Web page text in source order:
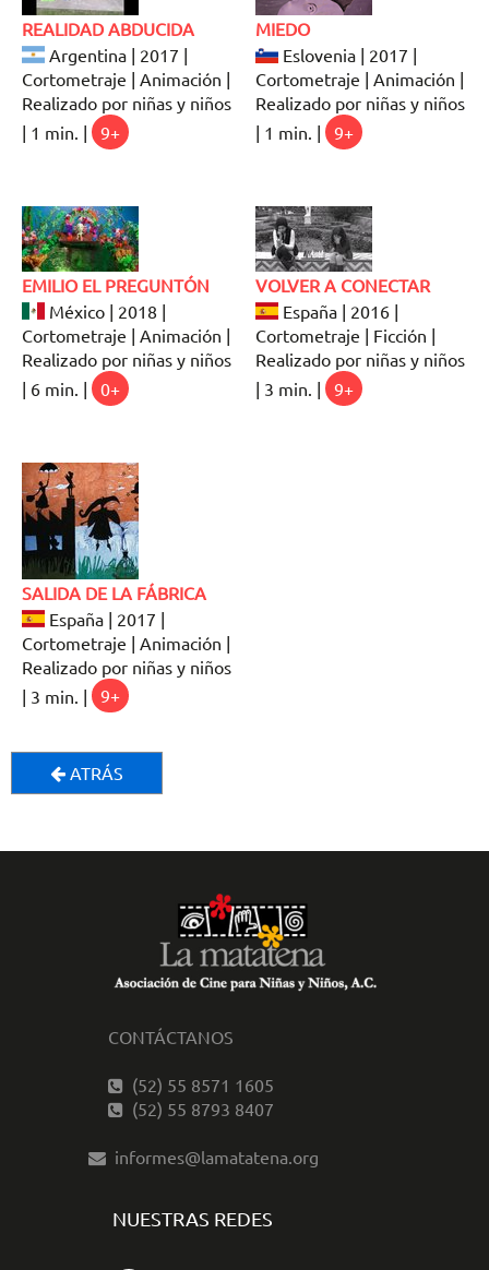
REALIDAD ABDUCIDA
Argentina | 2017 |
Cortometraje | Animación |
Realizado por niñas y niños
| 1 min. |
9+
MIEDO
Eslovenia | 2017 |
Cortometraje | Animación |
Realizado por niñas y niños
| 1 min. |
9+
EMILIO EL PREGUNTÓN
México | 2018 |
Cortometraje | Animación |
Realizado por niñas y niños
| 6 min. |
0+
VOLVER A CONECTAR
España | 2016 |
Cortometraje | Ficción |
Realizado por niñas y niños
| 3 min. |
9+
SALIDA DE LA FÁBRICA
España | 2017 |
Cortometraje | Animación |
Realizado por niñas y niños
| 3 min. |
9+
ATRÁS
CONTÁCTANOS
(52) 55 8571 1605
(52) 55 8793 8407
informes@lamatatena.org
NUESTRAS REDES